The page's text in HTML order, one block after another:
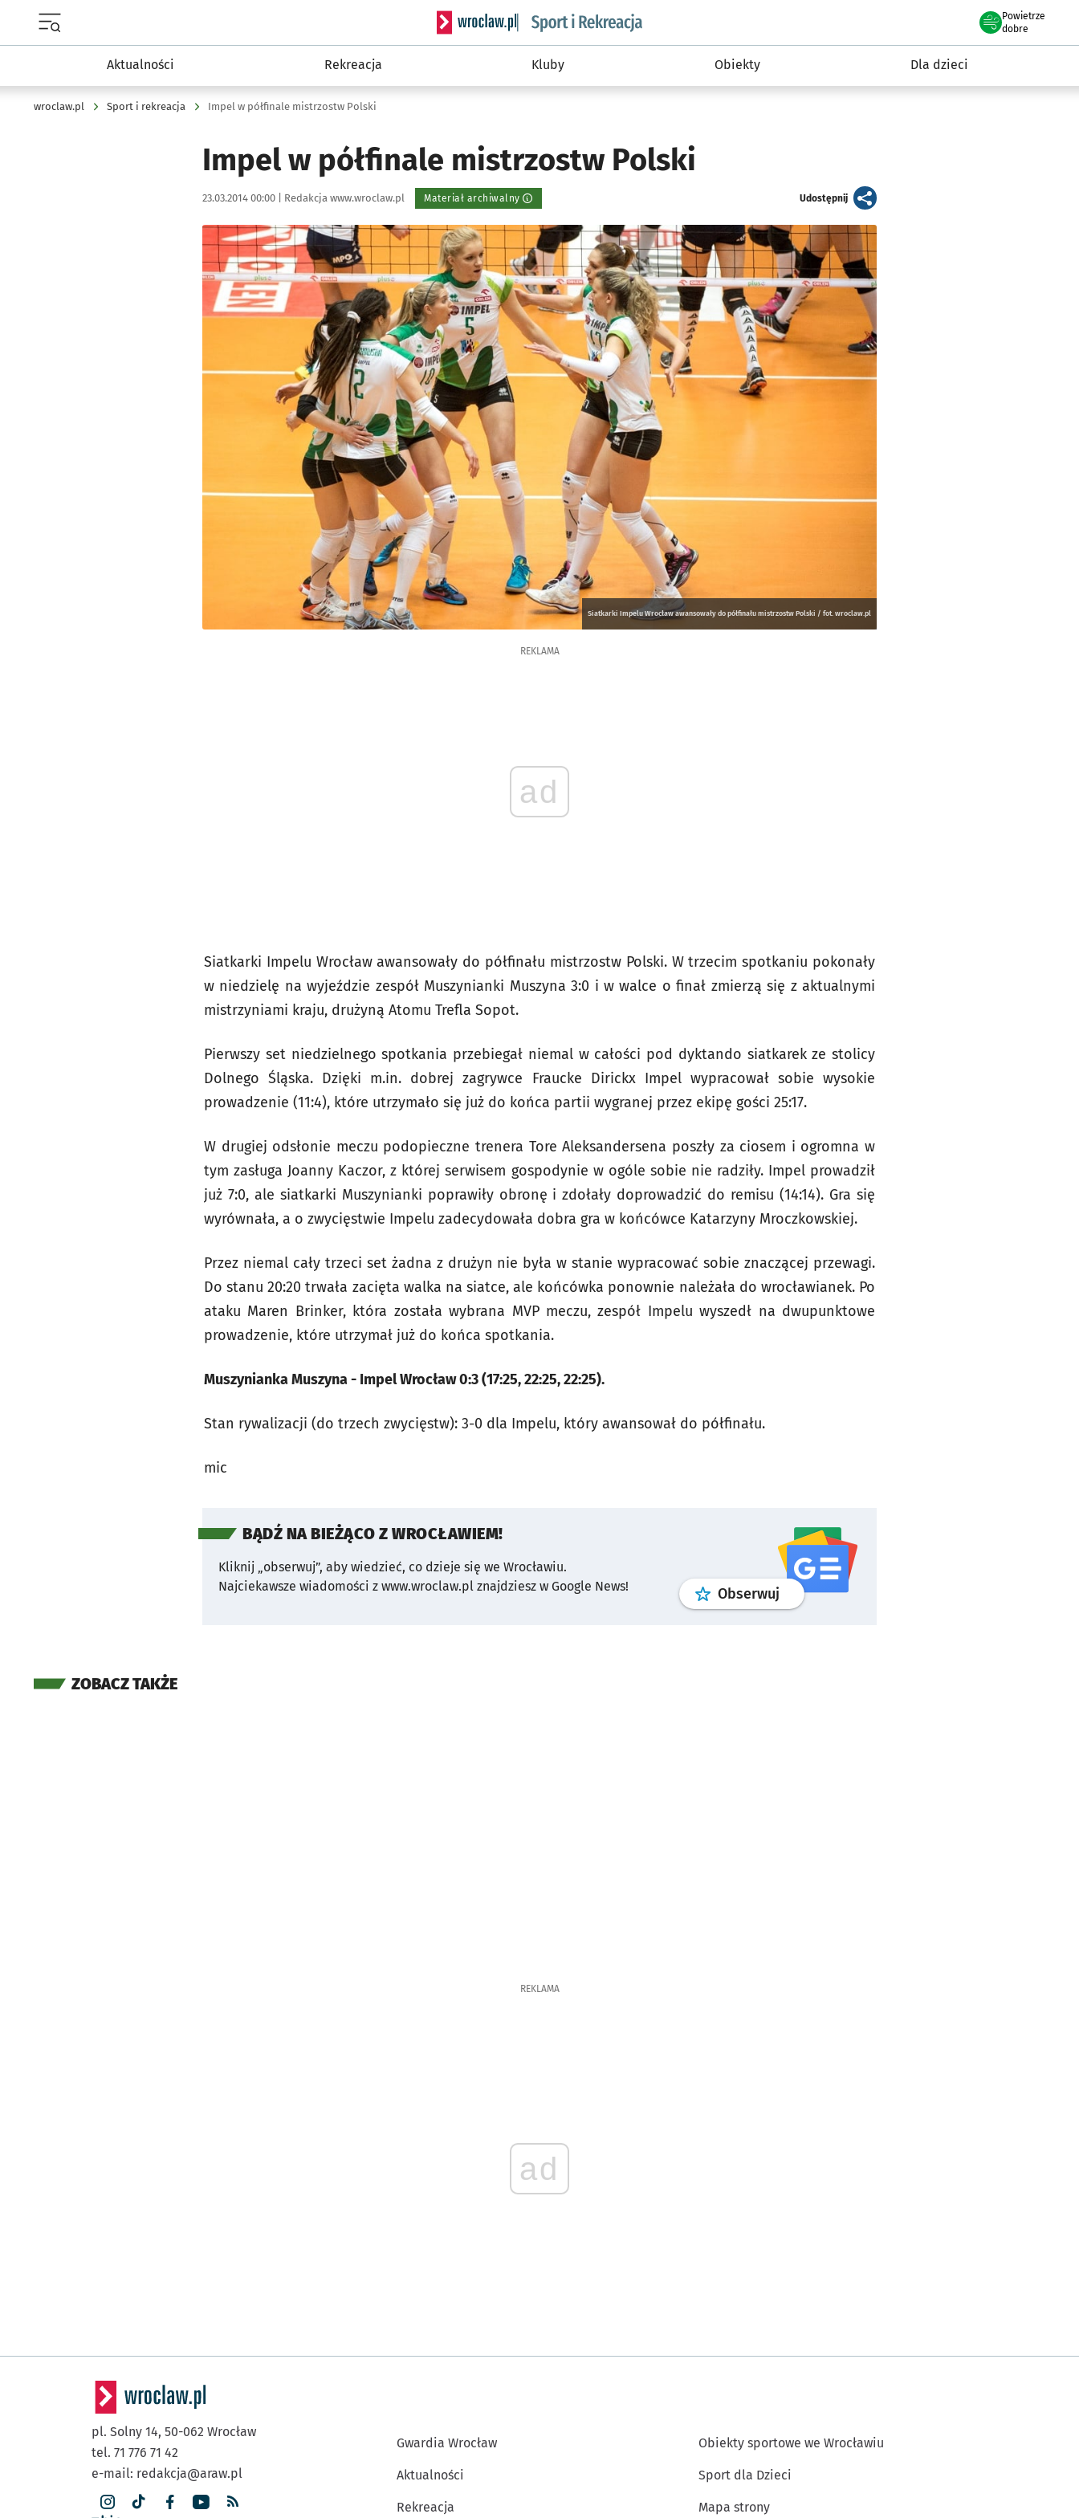
Serwis informacyjny wroclaw.pl podserwis: Sport i rekreacja
Powietrze
we Wrocławiu
dobre
Aktualności Rekreacja Kluby Obiekty Dla dzieci
wroclaw.pl Sport i rekreacja Impel w półfinale mistrzostw Polski
Impel w półfinale mistrzostw Polski
Data publikacji:
23.03.2014 00:00 | Autor:
Redakcja www.wroclaw.pl Materiał archiwalny Udostępnijartykuł
Kliknij, aby powiększyć
Siatkarki Impelu Wrocław awansowały do półfinału mistrzostw Polski / fot. wroclaw.pl
REKLAMA
ad
Siatkarki Impelu Wrocław awansowały do półfinału mistrzostw Polski. W trzecim spotkaniu pokonały
w niedzielę na wyjeździe zespół Muszynianki Muszyna 3:0 i w walce o finał zmierzą się z aktualnymi
mistrzyniami kraju, drużyną Atomu Trefla Sopot.
Pierwszy set niedzielnego spotkania przebiegał niemal w całości pod dyktando siatkarek ze stolicy
Dolnego Śląska. Dzięki m.in. dobrej zagrywce Fraucke Dirickx Impel wypracował sobie wysokie
prowadzenie (11:4), które utrzymało się już do końca partii wygranej przez ekipę gości 25:17.
W drugiej odsłonie meczu podopieczne trenera Tore Aleksandersena poszły za ciosem i ogromna w
tym zasługa Joanny Kaczor, z której serwisem gospodynie w ogóle sobie nie radziły. Impel prowadził
już 7:0, ale siatkarki Muszynianki poprawiły obronę i zdołały doprowadzić do remisu (14:14). Gra się
wyrównała, a o zwycięstwie Impelu zadecydowała dobra gra w końcówce Katarzyny Mroczkowskiej.
Przez niemal cały trzeci set żadna z drużyn nie była w stanie wypracować sobie znaczącej przewagi.
Do stanu 20:20 trwała zacięta walka na siatce, ale końcówka ponownie należała do wrocławianek. Po
ataku Maren Brinker, która została wybrana MVP meczu, zespół Impelu wyszedł na dwupunktowe
prowadzenie, które utrzymał już do końca spotkania.
Muszynianka Muszyna - Impel Wrocław 0:3 (17:25, 22:25, 22:25).
Stan rywalizacji (do trzech zwycięstw): 3-0 dla Impelu, który awansował do półfinału.
mic
BĄDŹ NA BIEŻĄCO Z WROCŁAWIEM!
Kliknij „obserwuj”, aby wiedzieć, co dzieje się we Wrocławiu.
Najciekawsze wiadomości z www.wroclaw.pl znajdziesz w Google News!
Obserwuj profilgoogle news
ZOBACZ TAKŻE
REKLAMA
ad
pl. Solny 14, 50-062 Wrocław
tel. 71 776 71 42
e-mail: redakcja@araw.pl
Gwardia Wrocław
Aktualności
Rekreacja
Obiekty sportowe we Wrocławiu
Sport dla Dzieci
Mapa strony